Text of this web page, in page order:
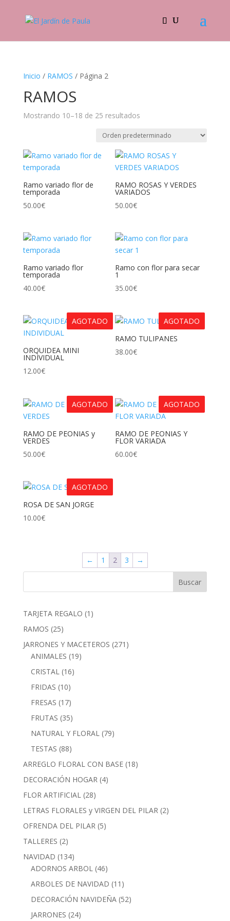
Inicio / RAMOS / Página 2
RAMOS
Mostrando 10–18 de 25 resultados
Ramo variado flor de
temporada
50.00€
RAMO ROSAS Y VERDES
VARIADOS
50.00€
Ramo variado flor
temporada
40.00€
Ramo con flor para secar
1
35.00€
AGOTADO
ORQUIDEA MINI
INDIVIDUAL
12.00€
AGOTADO
RAMO TULIPANES
38.00€
AGOTADO
RAMO DE PEONIAS y
VERDES
50.00€
AGOTADO
RAMO DE PEONIAS Y
FLOR VARIADA
60.00€
AGOTADO
ROSA DE SAN JORGE
10.00€
← 1 2 3 →
TARJETA REGALO 1 1
RAMOS 2525
productos
JARRONES Y MACETEROS 271 271
ANIMALES 1919
CRISTAL 1616
FRIDAS 1010
productos
FRESAS 1717
productos
FRUTAS 3535
productos
NATURAL Y FLORAL 7979
TESTAS 8888
productos
ARREGLO FLORAL CON BASE 1818
DECORACIÓN HOGAR 44
FLOR ARTIFICIAL 2828
productos
LETRAS FLORALES y VIRGEN DEL PILAR 22
OFRENDA DEL PILAR 55
TALLERES 22
productos
NAVIDAD 134134
productos
ADORNOS ARBOL 4646
productos
ARBOLES DE NAVIDAD 11 11
productos
DECORACIÓN NAVIDEÑA 5252
JARRONES 2424